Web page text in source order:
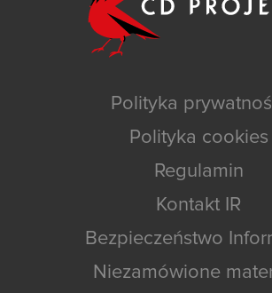
Polityka
Polityka cookies
Regulamin
Kontakt IR
Bezpieczeństwo
Niezamówione